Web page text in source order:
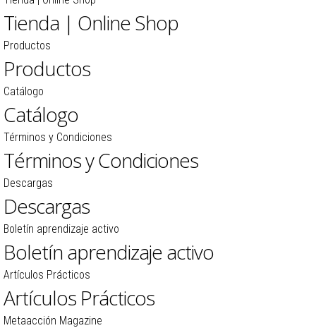
Tienda | Online Shop
Productos
Productos
Catálogo
Catálogo
Términos y Condiciones
Términos y Condiciones
Descargas
Descargas
Boletín aprendizaje activo
Boletín aprendizaje activo
Artículos Prácticos
Artículos Prácticos
Metaacción Magazine